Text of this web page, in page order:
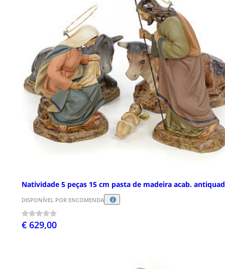
Natividade 5 peças 15 cm pasta de madeira acab.
DISPONÍVEL POR ENCOMENDA
€ 629,00